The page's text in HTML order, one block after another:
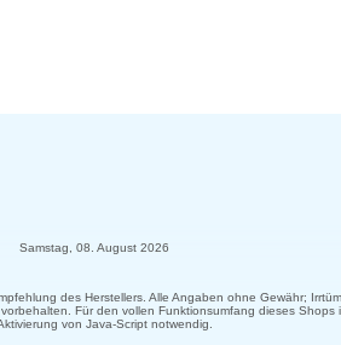
Samstag, 08. August 2026
des Herstellers. Alle Angaben ohne Gewähr;
Für den vollen Funktionsumfang dieses Shops
von Java-Script notwendig.